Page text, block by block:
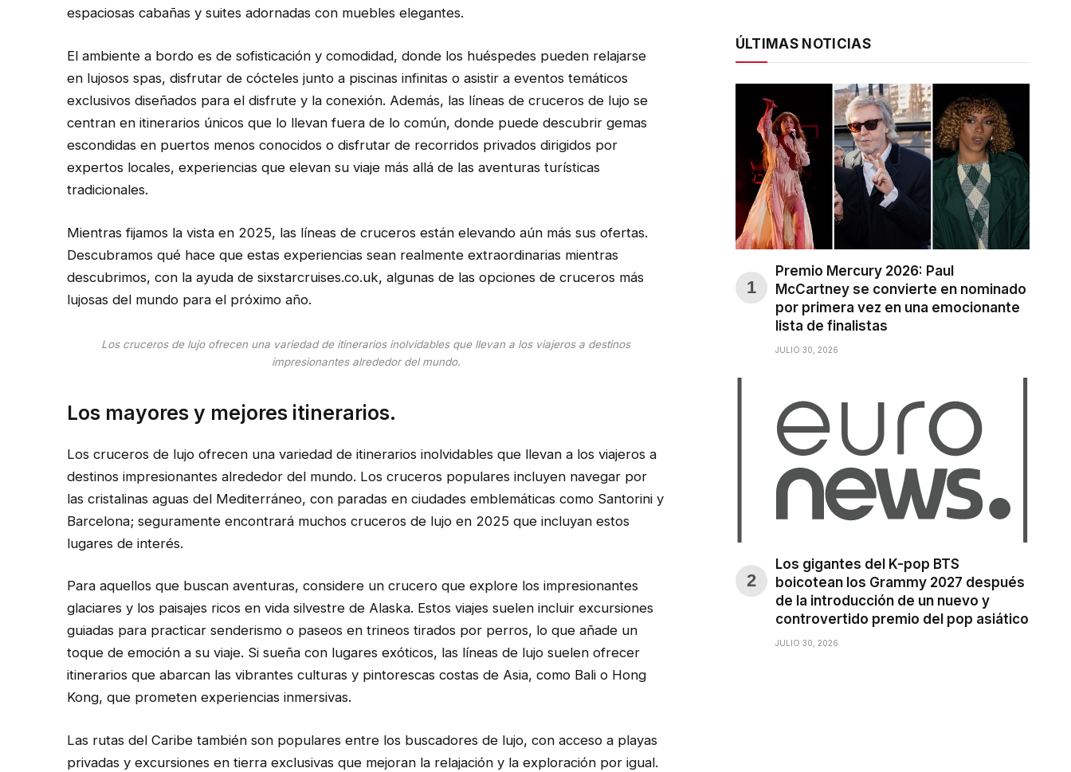
espaciosas cabañas y suites adornadas con muebles elegantes.
El ambiente a bordo es de sofisticación y comodidad, donde los huéspedes pueden relajarse
en lujosos spas, disfrutar de cócteles junto a piscinas infinitas o asistir a eventos temáticos
exclusivos diseñados para el disfrute y la conexión. Además, las líneas de cruceros de lujo se
centran en itinerarios únicos que lo llevan fuera de lo común, donde puede descubrir gemas
escondidas en puertos menos conocidos o disfrutar de recorridos privados dirigidos por
expertos locales, experiencias que elevan su viaje más allá de las aventuras turísticas
tradicionales.
Mientras fijamos la vista en 2025, las líneas de cruceros están elevando aún más sus ofertas.
Descubramos qué hace que estas experiencias sean realmente extraordinarias mientras
descubrimos, con la ayuda de sixstarcruises.co.uk, algunas de las opciones de cruceros más
lujosas del mundo para el próximo año.
Los cruceros de lujo ofrecen una variedad de itinerarios inolvidables que llevan a los viajeros a destinos
impresionantes alrededor del mundo.
Los mayores y mejores itinerarios.
Los cruceros de lujo ofrecen una variedad de itinerarios inolvidables que llevan a los viajeros a
destinos impresionantes alrededor del mundo. Los cruceros populares incluyen navegar por
las cristalinas aguas del Mediterráneo, con paradas en ciudades emblemáticas como Santorini y
Barcelona; seguramente encontrará muchos cruceros de lujo en 2025 que incluyan estos
lugares de interés.
Para aquellos que buscan aventuras, considere un crucero que explore los impresionantes
glaciares y los paisajes ricos en vida silvestre de Alaska. Estos viajes suelen incluir excursiones
guiadas para practicar senderismo o paseos en trineos tirados por perros, lo que añade un
toque de emoción a su viaje. Si sueña con lugares exóticos, las líneas de lujo suelen ofrecer
itinerarios que abarcan las vibrantes culturas y pintorescas costas de Asia, como Bali o Hong
Kong, que prometen experiencias inmersivas.
Las rutas del Caribe también son populares entre los buscadores de lujo, con acceso a playas
privadas y excursiones en tierra exclusivas que mejoran la relajación y la exploración por igual.
ÚLTIMAS NOTICIAS
Premio Mercury 2026: Paul
McCartney se convierte en nominado
por primera vez en una emocionante
lista de finalistas
JULIO 30, 2026
Los gigantes del K-pop BTS
boicotean los Grammy 2027 después
de la introducción de un nuevo y
controvertido premio del pop asiático
JULIO 30, 2026